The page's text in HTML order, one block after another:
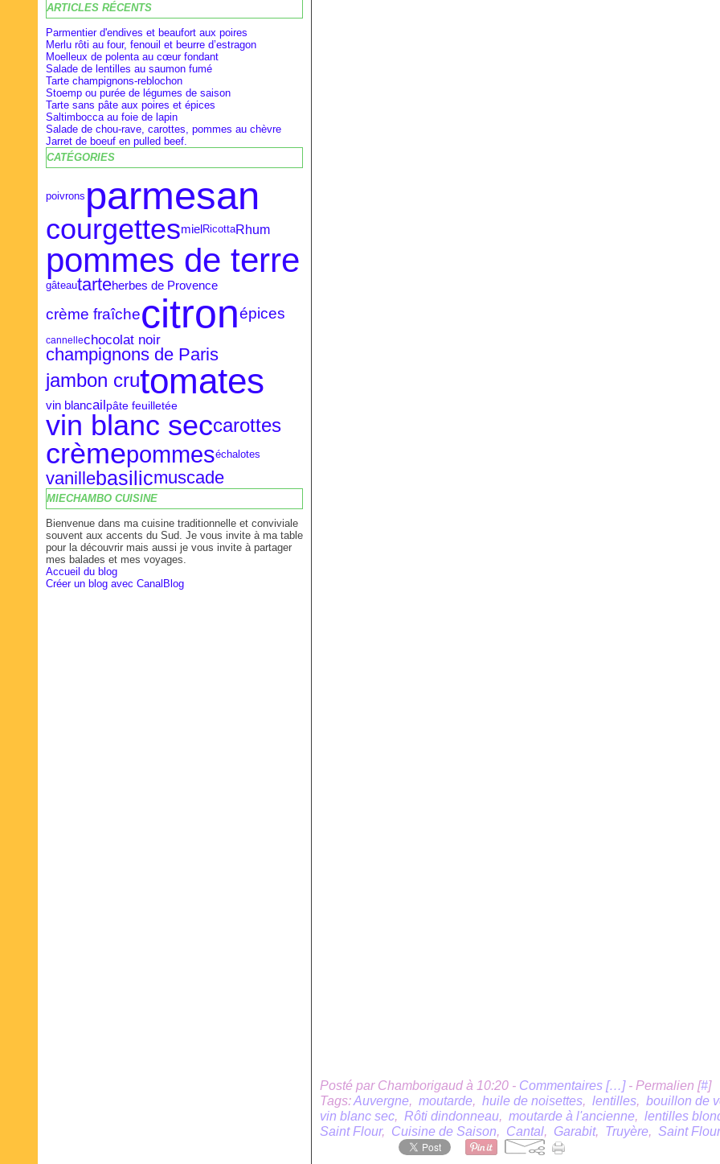
Février(9)
Janvier(8)
Février(16)
Janvier(18)
Avril(28)
Mars(27)
ARTICLES RÉCENTS
Parmentier d'endives et beaufort aux poires
Merlu rôti au four, fenouil et beurre d’estragon
Moelleux de polenta au cœur fondant
Salade de lentilles au saumon fumé
Tarte champignons-reblochon
Stoemp ou purée de légumes de saison
Tarte sans pâte aux poires et épices
Saltimbocca au foie de lapin
Salade de chou-rave, carottes, pommes au chèvre
Jarret de boeuf en pulled beef.
CATÉGORIES
poivrons parmesan
courgettesmiel RicottaRhum
pommes de terre
gâteautarteherbes de Provence
crème fraîchecitronépices
cannellechocolat noir
champignons de Paris
jambon crutomates
vin blancailpâte feuilletée
vin blanc seccarottes
crèmepommeséchalotes
vanillebasilicmuscade
MIECHAMBO CUISINE
Bienvenue dans ma cuisine traditionnelle et conviviale
souvent aux accents du Sud. Je vous invite à ma table
pour la découvrir mais aussi je vous invite à partager
mes balades et mes voyages.
Accueil du blog
Créer un blog avec CanalBlog
Posté par Chamborigaud à 10:20 - Commentaires […]- Permalien [#]
Tags:Auvergne, moutarde, huile de noisettes, lentilles, bouillon de
vin blanc sec, Rôti dindonneau, moutarde à l'ancienne, lentilles
Saint Flour, Cuisine de Saison, Cantal, Garabit, Truyère, Saint Flour